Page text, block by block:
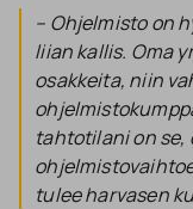
– Ohjelmisto on
liian kallis. Oma
osakkeita, niin
tahtotilani on se,
tulee harvasen